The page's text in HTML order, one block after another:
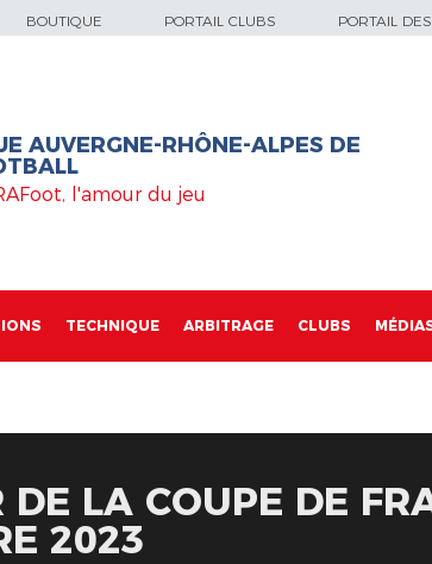
BOUTIQUE PORTAIL CLUBS PORTAIL
AUVERGNE-RHÔNE-ALPES DE
l'amour du jeu
TECHNIQUE ARBITRAGE CLUBS
LA COUPE DE
2023